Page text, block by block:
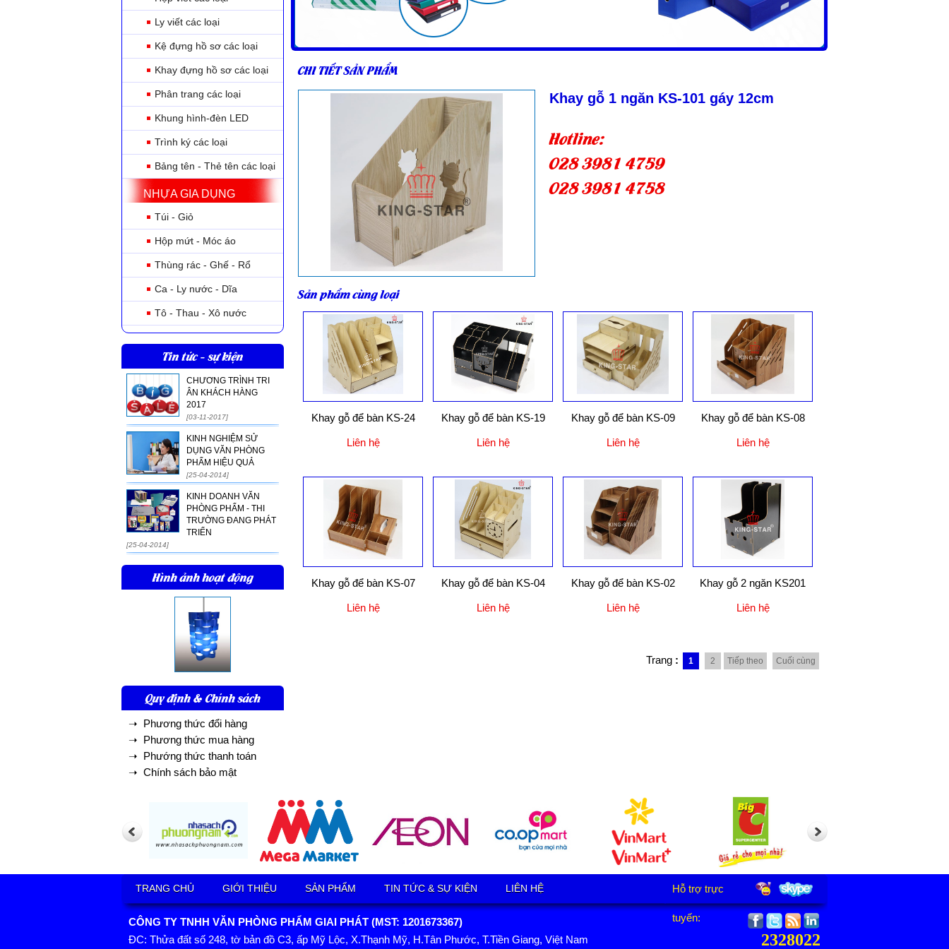
Ly viết các loại
Kệ đựng hồ sơ các loại
Khay đựng hồ sơ các loại
Phân trang các loại
Khung hình-đèn LED
Trình ký các loại
Bảng tên - Thẻ tên các loại
NHỰA GIA DỤNG
Túi - Giỏ
Hộp mứt - Móc áo
Thùng rác - Ghế - Rổ
Ca - Ly nước - Dĩa
Tô - Thau - Xô nước
Tin tức - sự kiện
CHƯƠNG TRÌNH TRI
ÂN KHÁCH HÀNG
2017
[03-11-2017]
KINH NGHIỆM SỬ
DỤNG VĂN PHÒNG
PHẨM HIỆU QUẢ
[25-04-2014]
KINH DOANH VĂN
PHÒNG PHẨM - THI
TRƯỜNG ĐANG PHÁT
TRIỂN
[25-04-2014]
Hình ảnh hoạt động
Quy định & Chính sách
➝ Phương thức đổi hàng
➝ Phương thức mua hàng
➝ Phướng thức thanh toán
➝ Chính sách bảo mật
CHI TIẾT SẢN PHẨM
Khay gỗ 1 ngăn KS-101 gáy 12cm
Hotline:
028 3981 4759
028 3981 4758
Sản phẩm cùng loại
Khay gỗ để bàn KS-24
Liên hệ
Khay gỗ để bàn KS-19
Liên hệ
Khay gỗ để bàn KS-09
Liên hệ
Khay gỗ để bàn KS-08
Liên hệ
Khay gỗ để bàn KS-07
Liên hệ
Khay gỗ để bàn KS-04
Liên hệ
Khay gỗ để bàn KS-02
Liên hệ
Khay gỗ 2 ngăn KS201
Liên hệ
Trang : 1 2 Tiếp theo Cuối cùng
TRANG CHỦ GIỚI THIỆU SẢN PHẨM TIN TỨC & SỰ KIỆN LIÊN HỆ Hỗ trợ trực
tuyến:
CÔNG TY TNHH VĂN PHÒNG PHẨM GIAI PHÁT (MST: 1201673367)
ĐC: Thửa đất số 248, tờ bản đồ C3, ấp Mỹ Lộc, X.Thạnh Mỹ, H.Tân Phước, T.Tiền Giang, Việt Nam
2328022